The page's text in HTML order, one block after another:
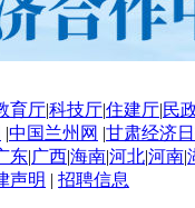
育厅|科技厅|住建厅|民
|中国兰州网 |甘肃经济
东|广西|海南|河北|河南|
声明 | 招聘信息